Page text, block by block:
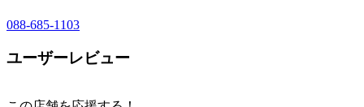
088-685-1103
ユーザーレビュー